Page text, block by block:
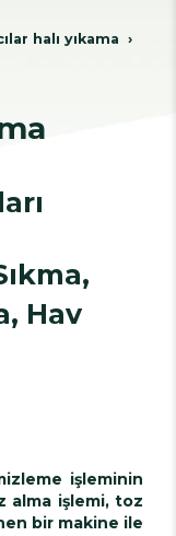
hali yikama
Hav
işleminin
alma işlemi, toz
bir makine ile